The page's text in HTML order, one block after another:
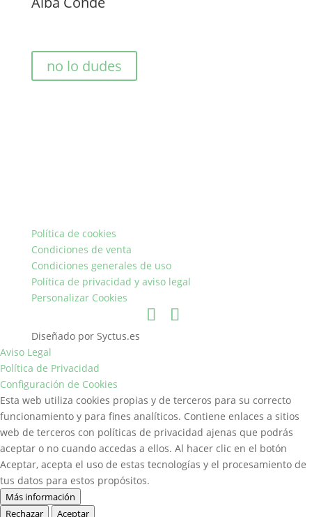
no lo dudes
Política de cookies
Condiciones de venta
Condiciones generales de uso
Política de privacidad y aviso legal
Personalizar Cookies
Diseñado por Syctus.es
Aviso Legal
Política de Privacidad
Configuración de Cookies
Esta web utiliza cookies propias y de terceros para su correcto
funcionamiento y para fines analíticos. Contiene enlaces a sitios
web de terceros con políticas de privacidad ajenas que podrás
aceptar o no cuando accedas a ellos. Al hacer clic en el botón
Aceptar, acepta el uso de estas tecnologías y el procesamiento de
tus datos para estos propósitos.
Más información
Rechazar
Aceptar